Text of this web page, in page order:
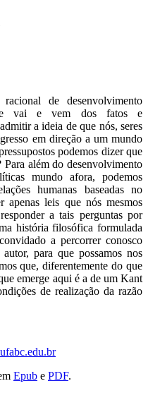
de desenvolvimento
vai e vem dos fatos e
a ideia de que nós, seres
em direção a um mundo
podemos dizer que
além do desenvolvimento
mundo afora, podemos
humanas baseadas no
apenas leis que nós mesmos
a tais perguntas por
história filosófica formulada
a percorrer conosco
para que possamos nos
que, diferentemente do que
emerge aqui é a de um Kant
de realização da razão
Epub e PDF.